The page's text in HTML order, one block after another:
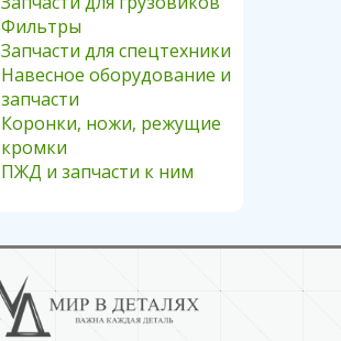
Фильтры
Запчасти для спецтехники
Навесное оборудование и
запчасти
Коронки, ножи, режущие
кромки
ПЖД и запчасти к ним